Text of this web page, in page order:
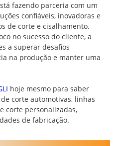
fazendo parceria com um
confiáveis, inovadoras e
de corte e cisalhamento.
no sucesso do cliente, a
a superar desafios
na produção e manter uma
hoje mesmo para saber
corte automotivas, linhas
corte personalizadas,
de fabricação.